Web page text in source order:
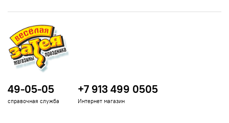
49-05-05
справочная служба
+7 913 499 0505
Интернет магазин